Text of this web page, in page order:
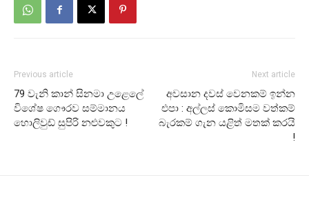
Previous article
79 වැනි කාන් සිනමා උළෙලේ
විශේෂ ගෞරව සම්මානය
හොලිවුඩ් සුපිරි නළුවකුට !
Next article
අවසාන දවස් වෙනකම් ඉන්න
එපා : අල්ලස් කොමිසම වත්කම්
බැරකම් ගැන යළිත් මතක් කරයි
!